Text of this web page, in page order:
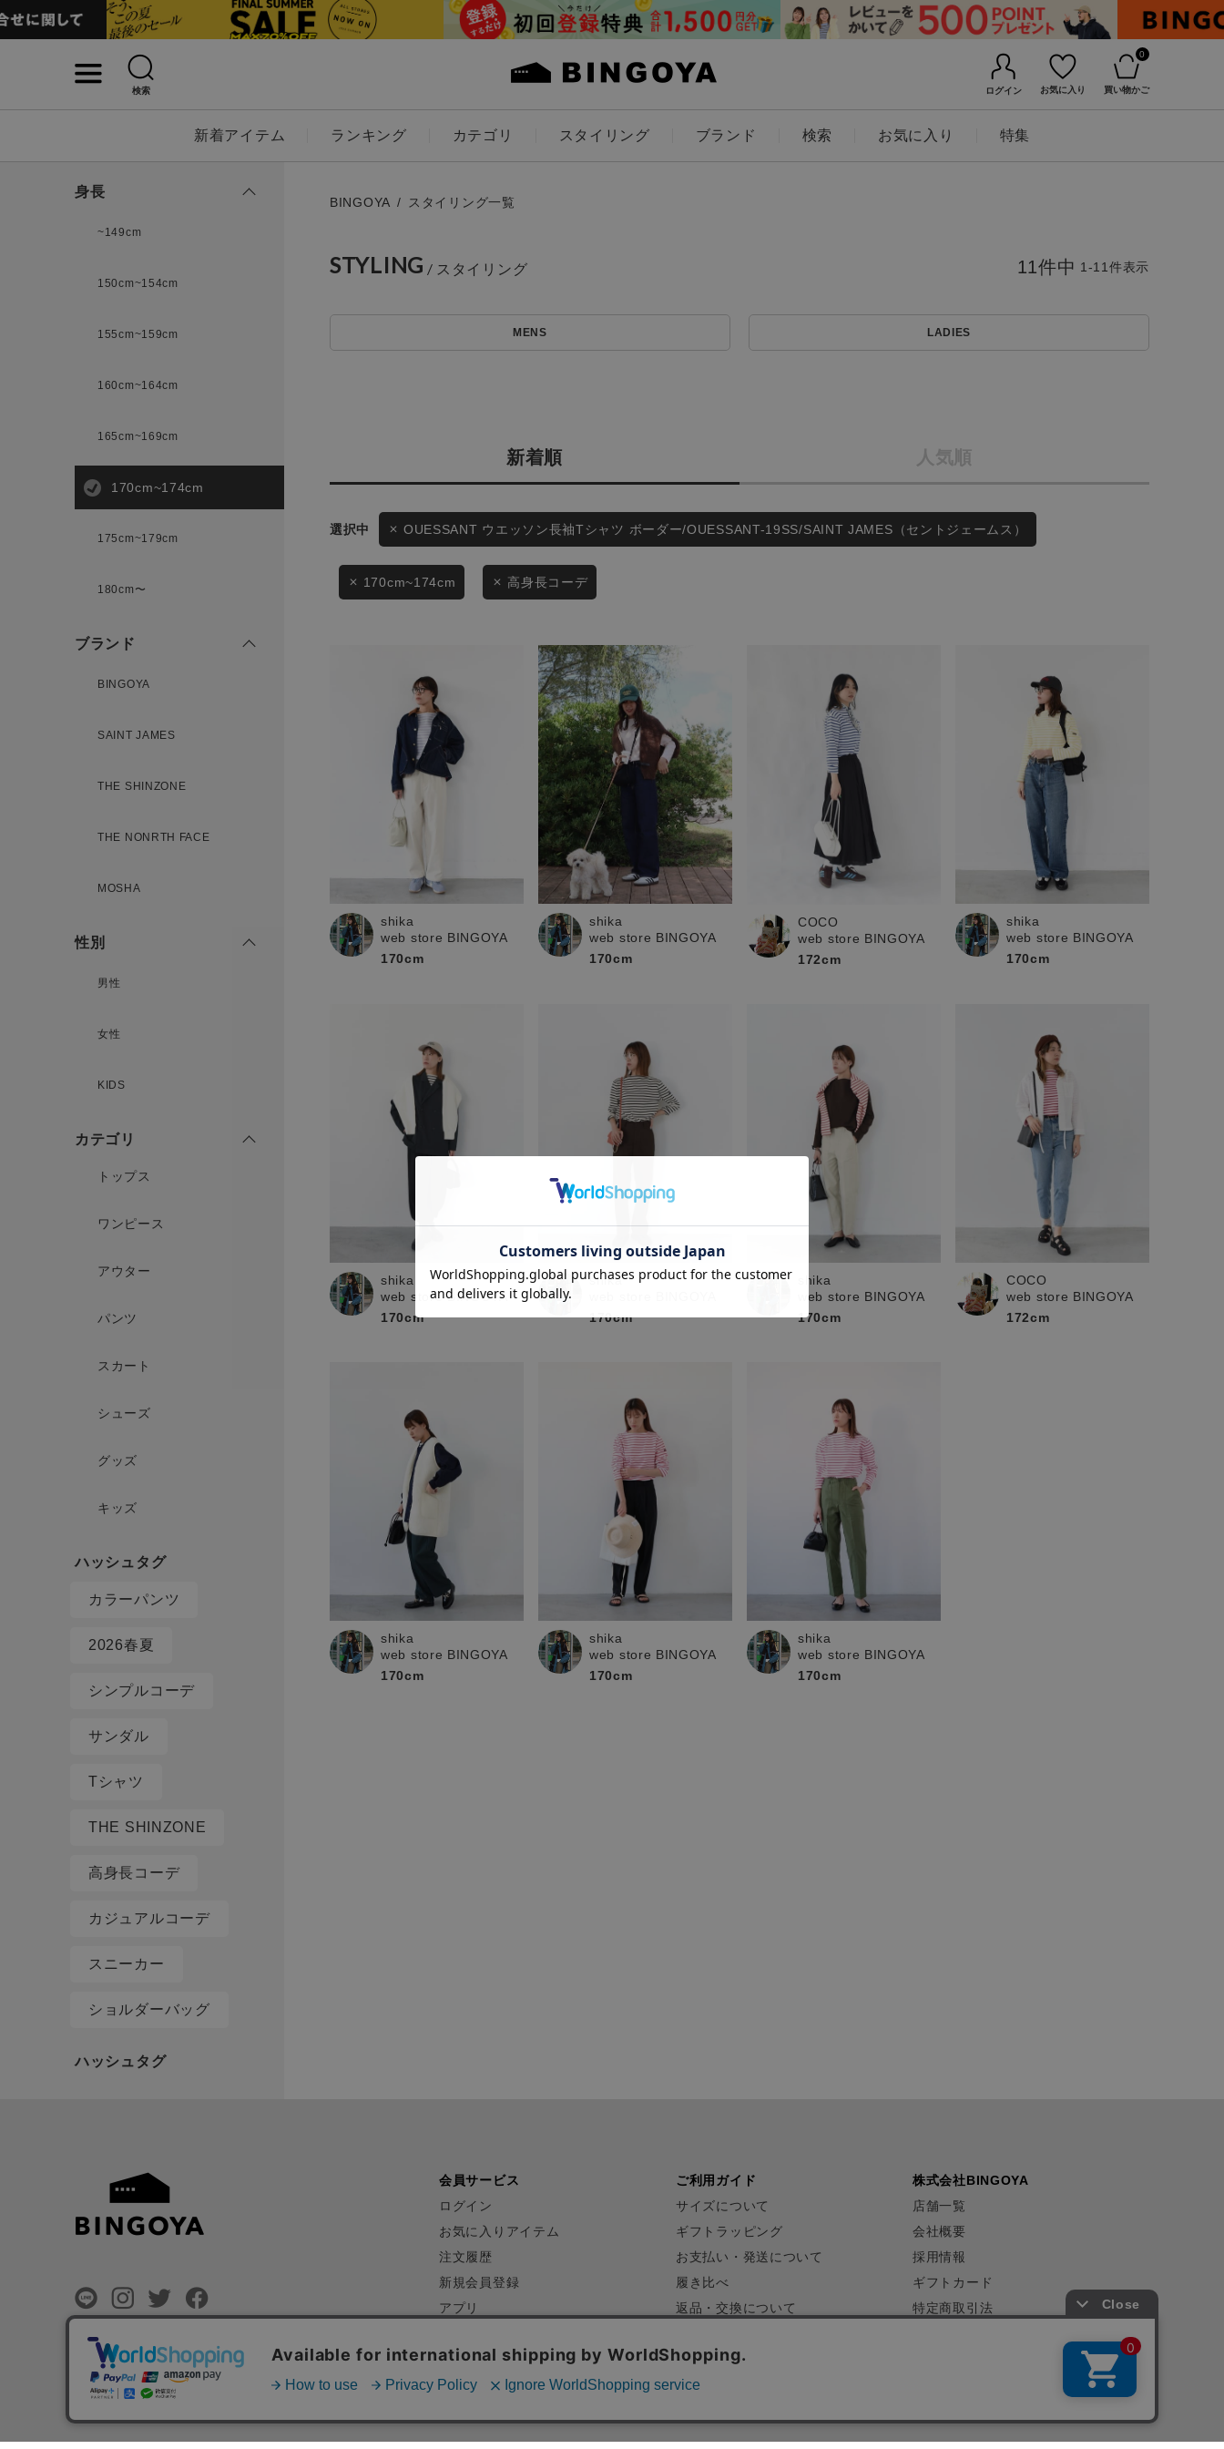
検索 ログイン お気に入り
0
買い物かご
新着アイテム ランキング カテゴリ スタイリング ブランド 検索 お気に入り 特集
新規会員登録
アイテムを探す
スタイリングから探す
WEB限定アイテムを探す
BINGOYAについて
採用情報
お知らせ
ご利用ガイド
ギフトラッピング
お問い合わせ
無料公式アプリダウンロード
キーワード
LADIES KIDS
価格
セール価格 WEB限定
この条件で絞り込む
身長
~149cm
150cm~154cm
155cm~159cm
160cm~164cm
165cm~169cm
170cm~174cm
175cm~179cm
180cm〜
ブランド
BINGOYA
SAINT JAMES
THE SHINZONE
THE NONRTH FACE
MOSHA
性別
男性
女性
KIDS
カテゴリ
トップス
ワンピース
アウター
パンツ
スカート
シューズ
グッズ
キッズ
カラーパンツ
2026春夏
シンプルコーデ
サンダル
Tシャツ
THE SHINZONE
高身長コーデ
カジュアルコーデ
スニーカー
ショルダーバッグ
BINGOYA スタイリング一覧
STYLING
MENS LADIES
新着順 人気順
11件中 1-11件表示
OUESSANT ウエッソン長袖Tシャツ ボーダー/OUESSANT-19SS/SAINT JAMES（セントジェームス）
170cm~174cm 高身長コーデ
shika
web store BINGOYA
170cm
shika
web store BINGOYA
170cm
COCO
web store BINGOYA
172cm
shika
web store BINGOYA
170cm
shika
web store BINGOYA
170cm
shika
170cm
shika
web store BINGOYA
170cm
COCO
web store BINGOYA
172cm
shika
web store BINGOYA
170cm
shika
web store BINGOYA
170cm
shika
web store BINGOYA
170cm
会員サービス
ログイン
お気に入りアイテム
注文履歴
新規会員登録
アプリ
ご利用ガイド
サイズについて
ギフトラッピング
お支払い・発送について
履き比べ
返品・交換について
お問い合わせ
株式会社BINGOYA
店舗一覧
会社概要
採用情報
ギフトカード
特定商取引法
©BINGOYA Co,.Ltd.